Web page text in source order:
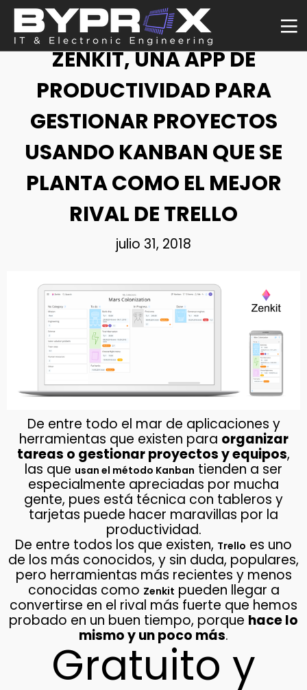
NOTICIA
ZENKIT, UNA APP DE
PRODUCTIVIDAD PARA
GESTIONAR PROYECTOS
USANDO KANBAN QUE SE
PLANTA COMO EL MEJOR
RIVAL DE TRELLO
julio 31, 2018
De entre todo el mar de aplicaciones y
herramientas que existen para organizar
tareas o gestionar proyectos y equipos,
las que usan el método Kanban tienden a ser
especialmente apreciadas por mucha
gente, pues está técnica con tableros y
tarjetas puede hacer maravillas por la
productividad.
De entre todos los que existen, Trello es uno
de los más conocidos, y sin duda, populares,
pero herramientas más recientes y menos
conocidas como Zenkit pueden llegar a
convertirse en el rival más fuerte que hemos
probado en un buen tiempo, porque hace lo
mismo y un poco más.
Gratuito y